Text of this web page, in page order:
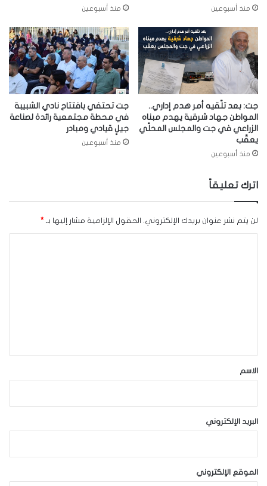
منذ أسبوعين منذ أسبوعين
جت: بعد تلّقيه أمر هدم إداري..
المواطن جهاد شرقية يهدم مبناه
الزراعي في جت والمجلس المحلّي
يعقّب
منذ أسبوعين
جت تحتفي بافتتاح نادي الشبيبة
في محطة مجتمعية رائدة لصناعة
جيلٍ قيادي ومبادر
منذ أسبوعين
اترك تعليقاً
لن يتم نشر عنوان بريدك الإلكتروني. الحقول الإلزامية مشار إليها بـ *
*الاسم
البريد الإلكتروني
الموقع الإلكتروني